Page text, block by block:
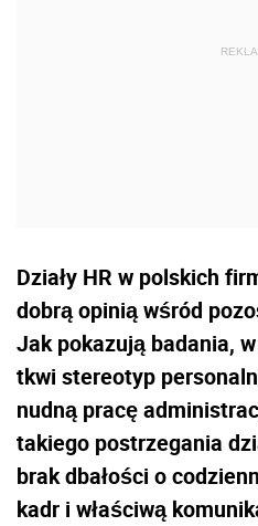
Działy HR w polskich
dobrą opinią wśród
Jak pokazują badania,
tkwi stereotyp
nudną pracę
takiego postrzegania
brak dbałości o
kadr i właściwą